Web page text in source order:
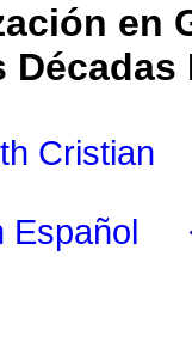
en
Cristian
Español